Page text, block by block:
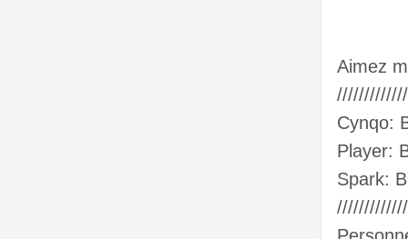
Aimez
Cynqo:
Player:
Spark: